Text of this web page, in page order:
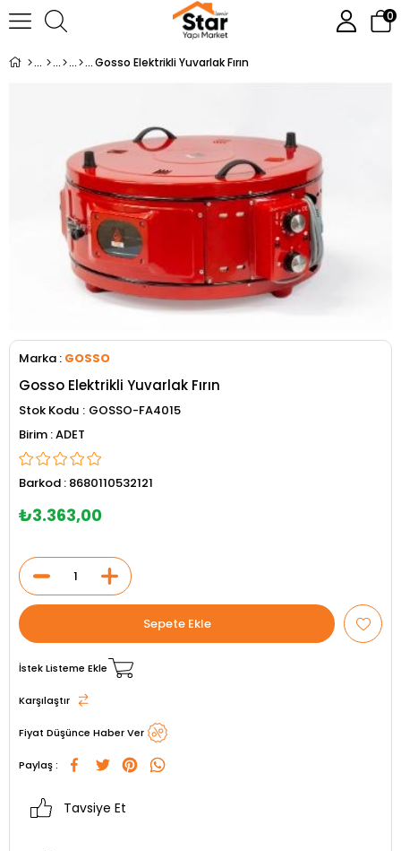
0
Gosso Elektrikli Yuvarlak Fırın
Marka : GOSSO
Gosso Elektrikli Yuvarlak Fırın
Stok Kodu
GOSSO-FA4015
ADET
Barkod : 8680110532121
₺3.363,00
İstek Listeme Ekle
Karşılaştır
Fiyat Düşünce Haber Ver
Paylaş :
Tavsiye Et